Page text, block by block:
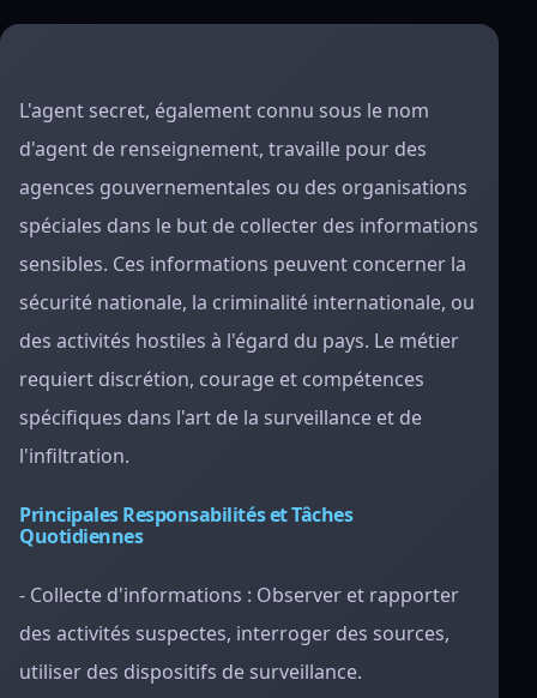
L'agent secret, également connu sous le nom
d'agent de renseignement, travaille pour des
agences gouvernementales ou des organisations
spéciales dans le but de collecter des informations
sensibles. Ces informations peuvent concerner la
sécurité nationale, la criminalité internationale, ou
des activités hostiles à l'égard du pays. Le métier
requiert discrétion, courage et compétences
spécifiques dans l'art de la surveillance et de
l'infiltration.
Principales Responsabilités et Tâches
Quotidiennes
- Collecte d'informations : Observer et rapporter
des activités suspectes, interroger des sources,
utiliser des dispositifs de surveillance.